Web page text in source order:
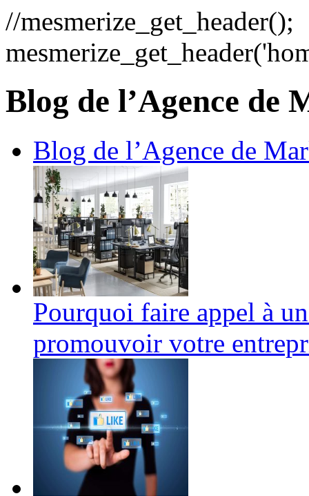
//mesmerize_get_header();
Blog de l’Agence
Blog de l’Agence de
Pourquoi faire appel à
promouvoir votre